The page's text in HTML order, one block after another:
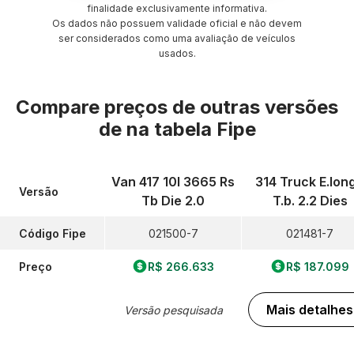
finalidade exclusivamente informativa.
Os dados não possuem validade oficial e não devem
ser considerados como uma avaliação de veículos
usados.
Compare preços de outras versões
de na tabela Fipe
Versão
Código Fipe
Preço
Van 417 10l 3665 Rs
Tb Die 2.0
021500-7
R$ 266.633
Versão pesquisada
314 Truck
T.b. 2.2 Dies
021481-7
R$ 187.099
Mais detalhes